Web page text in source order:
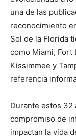
una de las
reconocimiento
Sol de la Florida
como Miami, Fort
Kissimmee y
referencia
Durante estos 32
compromiso de
impactan la vida